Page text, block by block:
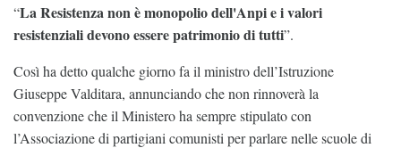
“La Resistenza non è monopolio dell'Anpi e i valori
resistenziali devono essere patrimonio di tutti”.
Così ha detto qualche giorno fa il ministro dell’Istruzione
Giuseppe Valditara, annunciando che non rinnoverà la
convenzione che il Ministero ha sempre stipulato con
l’Associazione di partigiani comunisti per parlare nelle scuole di